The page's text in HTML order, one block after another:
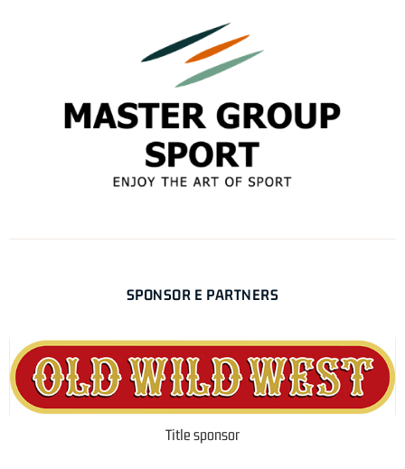
SPONSOR E PARTNERS
Title sponsor